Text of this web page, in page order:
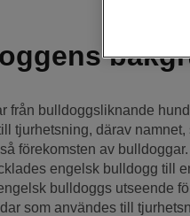
från bulldoggsliknande
tjurhetsning, därav
förekomsten av
engelsk bulldogg till
bulldoggs utseende
som användes till